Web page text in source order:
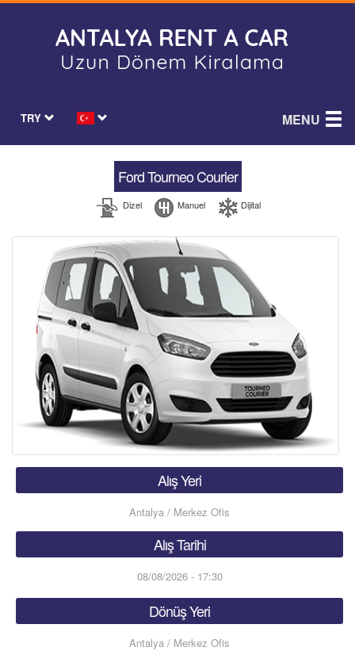
TRY MENU
Ford Tourneo Courier
Dizel Manuel Dijital
Alış Yeri
Antalya / Merkez Ofis
Alış Tarihi
08/08/2026 - 17:30
Dönüş Yeri
Antalya / Merkez Ofis